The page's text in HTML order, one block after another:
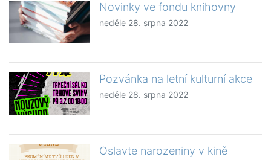
Novinky ve fondu knihovny
neděle 28. srpna 2022
Pozvánka na letní kulturní akce
neděle 28. srpna 2022
Oslavte narozeniny v kině